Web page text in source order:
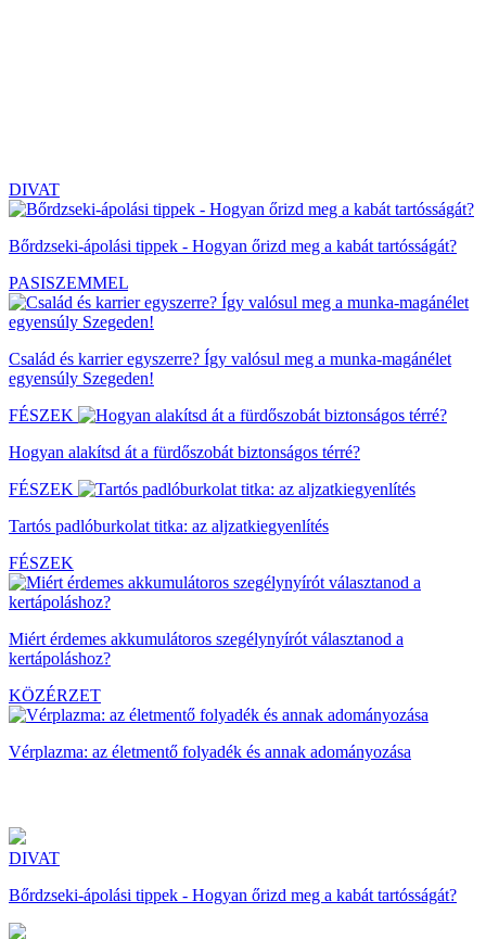
DIVAT
Bőrdzseki-ápolási tippek - Hogyan őrizd meg a kabát tartósságát?
PASISZEMMEL
Család és karrier egyszerre? Így valósul meg a munka-magánélet
egyensúly Szegeden!
FÉSZEK
Hogyan alakítsd át a fürdőszobát biztonságos térré?
FÉSZEK
Tartós padlóburkolat titka: az aljzatkiegyenlítés
FÉSZEK
Miért érdemes akkumulátoros szegélynyírót választanod a
kertápoláshoz?
KÖZÉRZET
Vérplazma: az életmentő folyadék és annak adományozása
DIVAT
Bőrdzseki-ápolási tippek - Hogyan őrizd meg a kabát tartósságát?